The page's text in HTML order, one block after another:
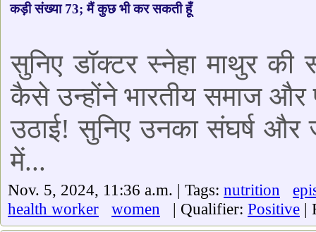
कड़ी संख्या 73; मैं कुछ भी कर सकती हूँ
सुनिए डॉक्टर स्नेहा माथुर
कैसे उन्होंने भारतीय समाज और
उठाई! सुनिए उनका संघर्ष और
में...
Nov. 5, 2024, 11:36 a.m. | Tags: nutrition
health worker
women | Qualifier: Positive |